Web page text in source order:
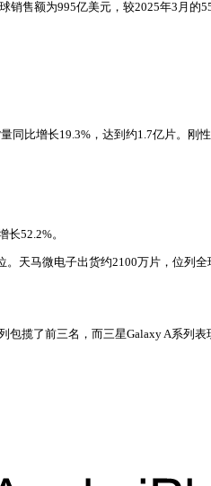
售额为995亿美元，较2025年3月的
比增长19.3%，达到约1.7亿片。刚
52.2%。
天马微电子出货约2100万片，位列
揽了前三名，而三星Galaxy A系列